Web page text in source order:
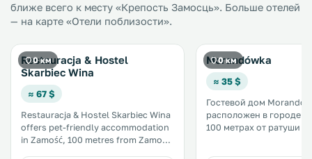
ближе всего к месту «Крепость Замосць». Больше отелей
— на карте «Отели поблизости».
0 км
Restauracja & Hostel
Skarbiec Wina
≈ 67 $
Restauracja & Hostel Skarbiec Wina
offers pet-friendly accommodation
in Zamość, 100 metres from Zamość
0 км
Morandówka
≈ 35 $
Гостевой дом
расположен в городе
100 метрах от ратуши